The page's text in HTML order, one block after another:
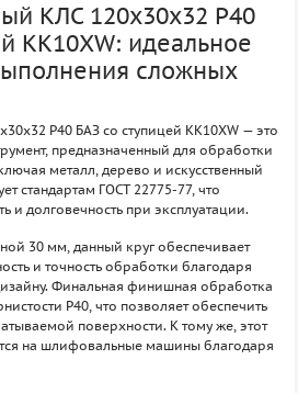
КЛС 120х30х32 P40
KK10XW: идеальное
сложных
P40 БАЗ со ступицей KK10XW — это
предназначенный для обработки
металл, дерево и искусственный
стандартам ГОСТ 22775-77, что
и долговечность при эксплуатации.
30 мм, данный круг обеспечивает
и точность обработки благодаря
Финальная финишная обработка
P40, что позволяет обеспечить
поверхности. К тому же, этот
на шлифовальные машины благодаря